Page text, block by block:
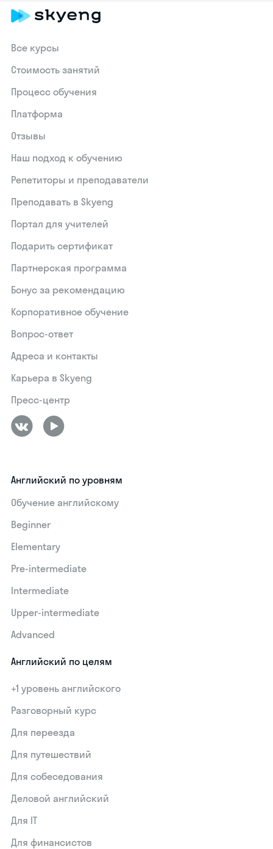
Все курсы
Стоимость занятий
Процесс обучения
Платформа
Отзывы
Наш подход к обучению
Репетиторы и преподаватели
Преподавать в Skyeng
Портал для учителей
Подарить сертификат
Партнерская программа
Бонус за рекомендацию
Корпоративное обучение
Вопрос-ответ
Адреса и контакты
Карьера в Skyeng
Пресс-центр
Английский по уровням
Обучение английскому
Beginner
Elementary
Pre-intermediate
Intermediate
Upper-intermediate
Advanced
Английский по целям
+1 уровень английского
Разговорный курс
Для переезда
Для путешествий
Для собеседования
Деловой английский
Для IT
Для финансистов